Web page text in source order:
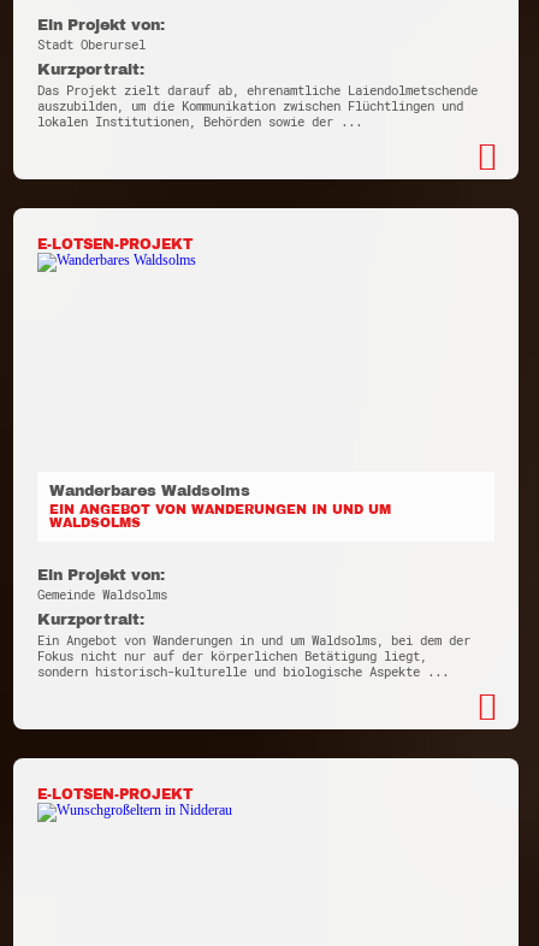
Ein Projekt von:
Stadt Oberursel
Kurzportrait:
Das Projekt zielt darauf ab, ehrenamtliche Laiendolmetschende
auszubilden, um die Kommunikation zwischen Flüchtlingen und
lokalen Institutionen, Behörden sowie der ...
E-LOTSEN-PROJEKT
Wanderbares Waldsolms
EIN ANGEBOT VON WANDERUNGEN IN UND UM
WALDSOLMS
Ein Projekt von:
Gemeinde Waldsolms
Kurzportrait:
Ein Angebot von Wanderungen in und um Waldsolms, bei dem der
Fokus nicht nur auf der körperlichen Betätigung liegt,
sondern historisch-kulturelle und biologische Aspekte ...
E-LOTSEN-PROJEKT